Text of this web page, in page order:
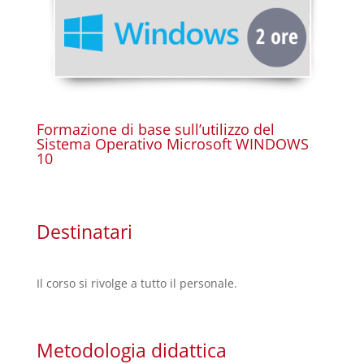
Formazione di base sull’utilizzo del
Sistema Operativo Microsoft WINDOWS
10
Destinatari
Il corso si rivolge a tutto il personale.
Metodologia didattica